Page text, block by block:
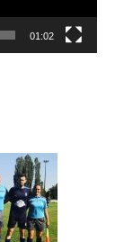
01:02